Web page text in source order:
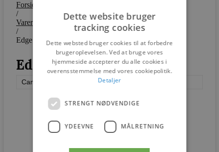
Forside
/
Varer
/
Edge bord
Edge bord
Cane-line
Dette website bruger
tracking cookies
Dette websted bruger cookies til at forbedre
brugeroplevelsen. Ved at bruge vores
hjemmeside accepterer du alle cookies i
overensstemmelse med vores cookiepolitik.
Detaljer
STRENGT NØDVENDIGE
YDEEVNE MÅLRETNING